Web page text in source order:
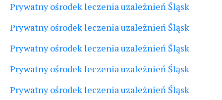
Prywatny ośrodek leczenia uzależnień Śląsk
Prywatny ośrodek leczenia uzależnień Śląsk
Prywatny ośrodek leczenia uzależnień Śląsk
Prywatny ośrodek leczenia uzależnień Śląsk
Prywatny ośrodek leczenia uzależnień Śląsk